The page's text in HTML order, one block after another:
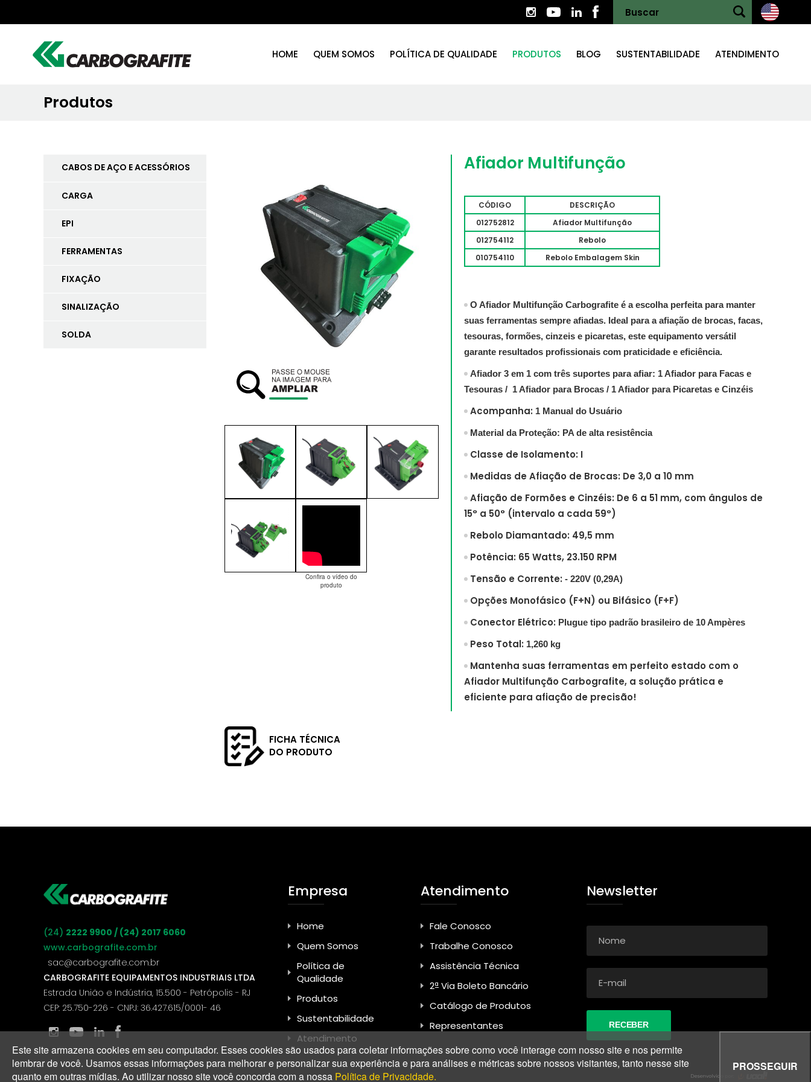
HOME QUEM SOMOS POLÍTICA DE QUALIDADE PRODUTOS BLOG SUSTENTABILIDADE ATENDIMENTO
Produtos
CABOS DE AÇO E ACESSÓRIOS
CARGA
EPI
FERRAMENTAS
FIXAÇÃO
SINALIZAÇÃO
SOLDA
Confira o vídeo do
produto
Afiador Multifunção
CÓDIGO
DESCRIÇÃO
012752812
Afiador Multifunção
012754112
Rebolo
010754110
Rebolo Embalagem Skin
O Afiador Multifunção Carbografite é a escolha perfeita para manter
suas ferramentas sempre afiadas. Ideal para a afiação de brocas, facas,
tesouras, formões, cinzeis e picaretas, este equipamento versátil
garante resultados profissionais com praticidade e eficiência.
Afiador 3 em 1 com três suportes para afiar: 1 Afiador para Facas e
Tesouras / 1 Afiador para Brocas / 1 Afiador para Picaretas e Cinzéis
Acompanha: 1 Manual do Usuário
Material da Proteção: PA de alta resistência
Classe de Isolamento: I
Medidas de Afiação de Brocas: De 3,0 a 10 mm
Afiação de Formões e Cinzéis: De 6 a 51 mm, com ângulos de
15° a 50° (intervalo a cada 59°)
Rebolo Diamantado: 49,5 mm
Potência: 65 Watts, 23.150 RPM
Tensão e Corrente: - 220V (0,29A)
Opções Monofásico (F+N) ou Bifásico (F+F)
Conector Elétrico: Plugue tipo padrão brasileiro de 10 Ampères
Peso Total: 1,260 kg
Mantenha suas ferramentas em perfeito estado com o
Afiador Multifunção Carbografite, a solução prática e
eficiente para afiação de precisão!
FICHA TÉCNICA
DO PRODUTO
Este site armazena cookies em seu computador. Esses cookies são usados para coletar informações sobre como você interage com nosso site e nos permite
lembrar de você. Usamos essas informações para melhorar e personalizar sua experiência e para análises e métricas sobre nossos visitantes, tanto nesse site
quanto em outras mídias. Ao utilizar nosso site você concorda com a nossa Política de Privacidade.
PROSSEGUIR
(24) 2222 9900 / (24) 2017 6060
www.carbografite.com.br
sac@carbografite.com.br
CARBOGRAFITE EQUIPAMENTOS INDUSTRIAIS LTDA
Estrada União e Indústria, 15.500 - Petrópolis - RJ
CEP: 25.750-226 - CNPJ: 36.427.615/0001- 46
Empresa
Home
Quem Somos
Política de
Qualidade
Produtos
Sustentabilidade
Atendimento
Atendimento
Fale Conosco
Trabalhe Conosco
Assistência Técnica
2ª Via Boleto Bancário
Catálogo de Produtos
Representantes
Newsletter